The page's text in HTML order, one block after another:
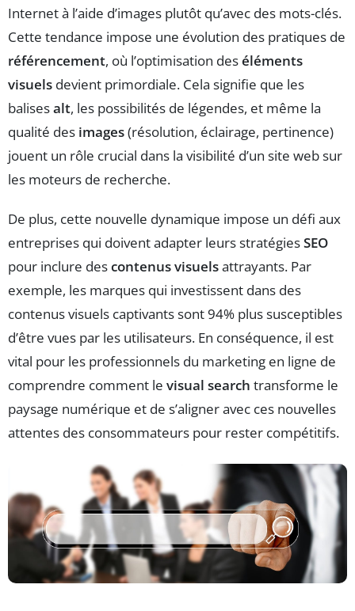
Internet à l’aide d’images plutôt qu’avec des mots-clés.
Cette tendance impose une évolution des pratiques de
référencement, où l’optimisation deséléments
visuels devient primordiale. Cela signifie que les
balisesalt, les possibilités de légendes, et même la
qualité des images(résolution, éclairage, pertinence)
jouent un rôle crucial dans la visibilité d’un site web sur
les moteurs de recherche.
De plus, cette nouvelle dynamique impose un défi aux
entreprises qui doivent adapter leurs stratégiesSEO
pour inclure descontenus visuelsattrayants. Par
exemple, les marques qui investissent dans des
contenus visuels captivants sont 94% plus susceptibles
d’être vues par les utilisateurs. En conséquence, il est
vital pour les professionnels du marketing en ligne de
comprendre comment le visual search transforme le
paysage numérique et de s’aligner avec ces nouvelles
attentes des consommateurs pour rester compétitifs.